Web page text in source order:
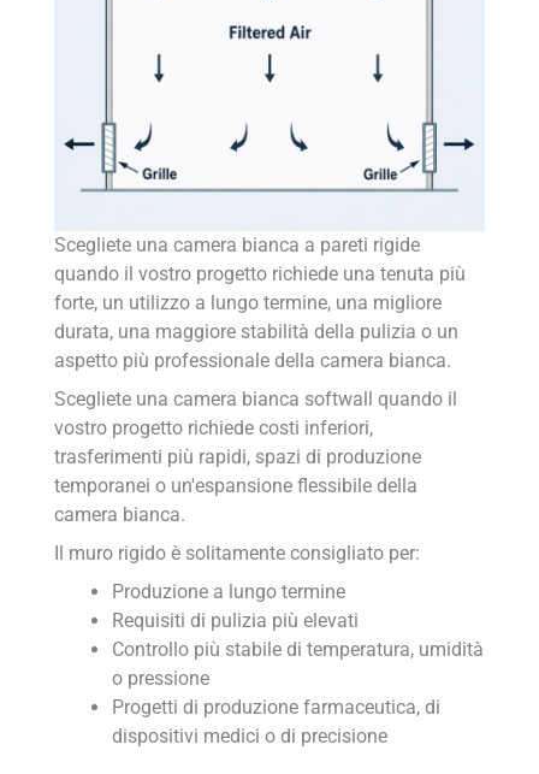
Scegliete una camera bianca a pareti rigide
quando il vostro progetto richiede una tenuta più
forte, un utilizzo a lungo termine, una migliore
durata, una maggiore stabilità della pulizia o un
aspetto più professionale della camera bianca.
Scegliete una camera bianca softwall quando il
vostro progetto richiede costi inferiori,
trasferimenti più rapidi, spazi di produzione
temporanei o un'espansione flessibile della
camera bianca.
Il muro rigido è solitamente consigliato per:
Produzione a lungo termine
Requisiti di pulizia più elevati
Controllo più stabile di temperatura, umidità
o pressione
Progetti di produzione farmaceutica, di
dispositivi medici o di precisione